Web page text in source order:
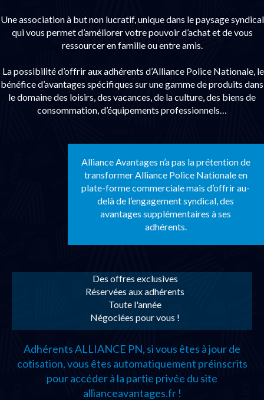
Une association à but non lucratif, unique dans le paysage syndical
qui vous permet d’améliorer votre pouvoir d’achat et de vous
ressourcer en famille ou entre amis.
La possibilité d’offrir aux adhérents d’Alliance Police Nationale, le
bénéfice d’avantages spécifiques sur une gamme de produits dans
le domaine des loisirs, des vacances, de la culture, des biens de
consommation, d’équipements professionnels…
Alliance Avantages n’a pas la prétention de
transformer Alliance Police Nationale en
plate-forme commerciale mais d’offrir au-
delà de l’engagement syndical, des
avantages supplémentaires à ses
adhérents.
Des offres exclusives
Réservées aux adhérents
Toute l'année
Négociées pour vous !
Adhérents ALLIANCE PN, si vous êtes à jour de
cotisation, vous êtes automatiquement préinscrits
pour accéder à la partie privée du site
allianceavantages.fr !